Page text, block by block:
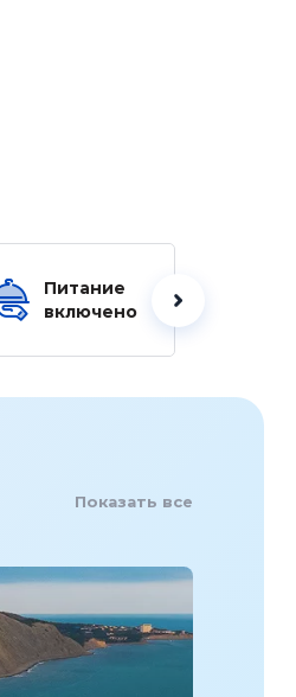
Питание
включено
Показать все